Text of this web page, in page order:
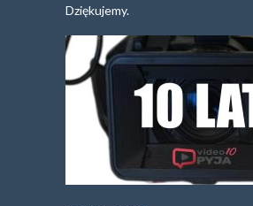
Dziękujemy.